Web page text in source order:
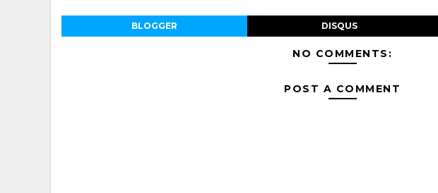
BLOGGER DISQUS
NO COMMENTS:
POST A COMMENT